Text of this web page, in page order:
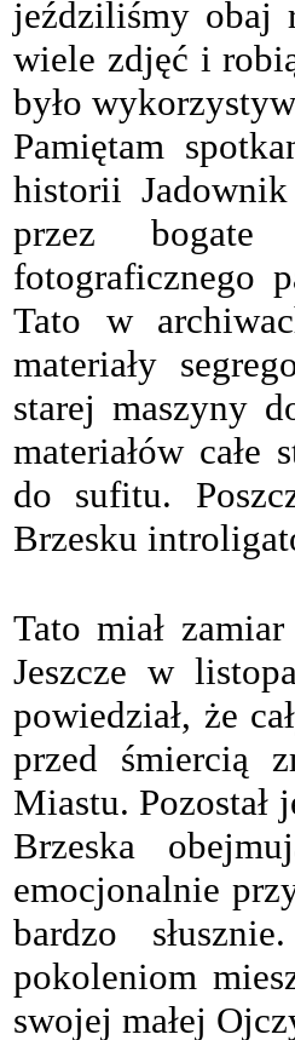
jeździliśmy obaj
wiele zdjęć i
było
Pamiętam
historii
przez bogate
fotograficznego
Tato w
materiały
starej maszyny
materiałów całe
do sufitu.
Brzesku
Tato miał
Jeszcze w
powiedział, że
przed śmiercią
Miastu.
Brzeska
emocjonalnie
bardzo
pokoleniom
swojej małej